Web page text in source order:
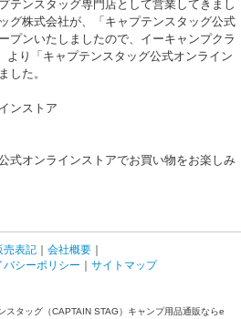
テンスタッグ専門店として営業してきまし
グ株式会社が、「キャプテンスタッグ公式
プンいたしましたので、イーキャンプクラ
より「キャプテンスタッグ公式オンライン
した。
ンストア
式オンラインストアでお買い物をお楽しみ
売表記 ｜ 会社概要 ｜
バシーポリシー ｜ サイトマップ
タッグ（CAPTAIN STAG）キャンプ用品通販ならe